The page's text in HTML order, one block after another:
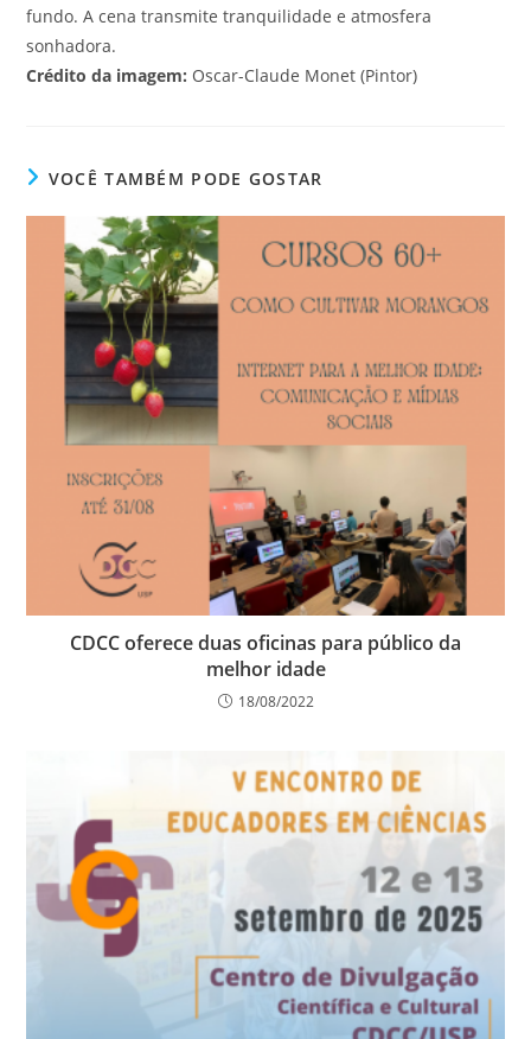
fundo. A cena transmite tranquilidade e atmosfera
sonhadora.
Crédito da imagem: Oscar-Claude Monet (Pintor)
VOCÊ TAMBÉM PODE GOSTAR
CDCC oferece duas oficinas para público da
melhor idade
18/08/2022